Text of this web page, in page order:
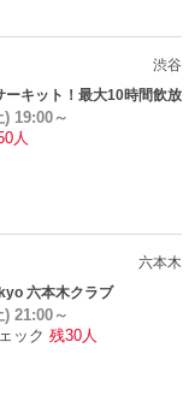
渋谷
ーキット！最大10時間飲放
) 19:00～
人
六本木
六本木クラブ
) 21:00～
ック 残30人